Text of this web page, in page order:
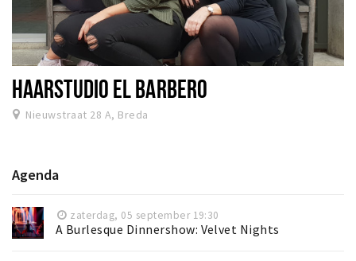
HAARSTUDIO EL BARBERO
Nieuwstraat 28 A, Breda
Agenda
zaterdag, 05 september 19:30
A Burlesque Dinnershow: Velvet Nights